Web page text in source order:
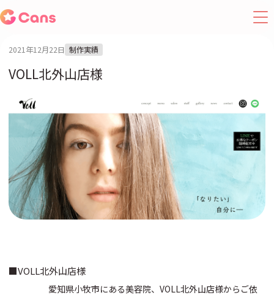
2021年12月22日 制作実績
VOLL北外山店様
■VOLL北外山店様
愛知県小牧市にある美容院、VOLL北外山店様からご依